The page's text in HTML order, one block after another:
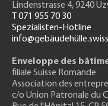
Lindenstrasse 4, 9240
T 071 955 70 30
Spezialisten-Hotline
info@gebäudehülle.swiss
Enveloppe des
filiale Suisse Romande
Association des
c/o Union Patronale du